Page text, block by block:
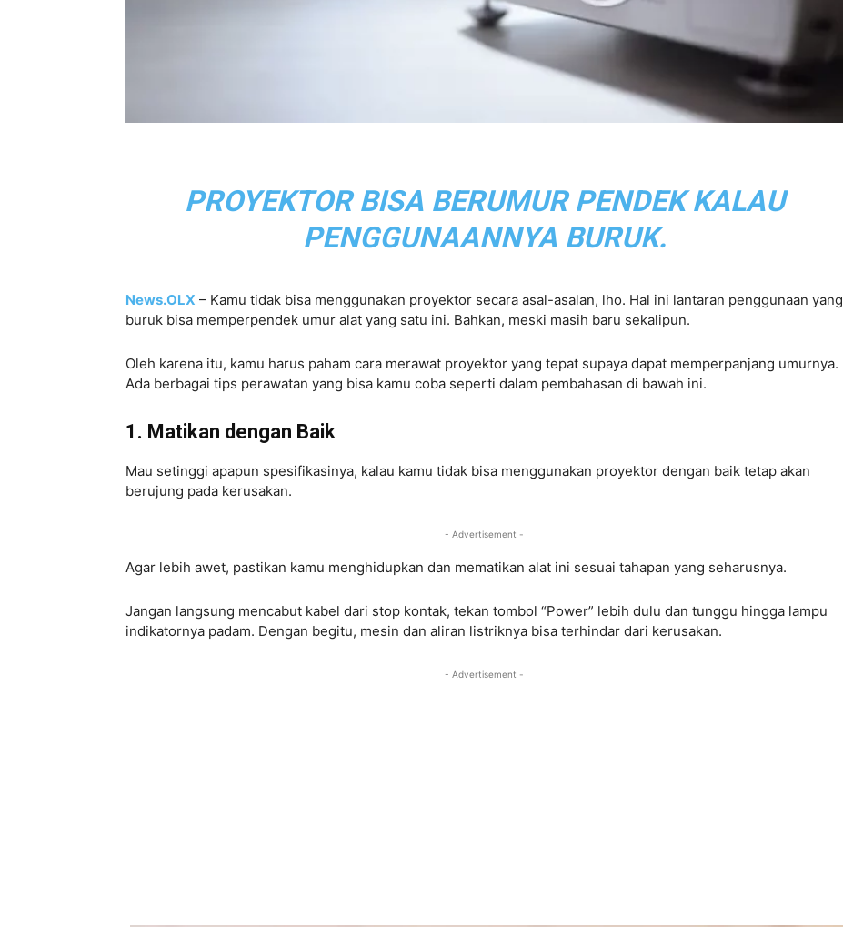
PROYEKTOR BISA BERUMUR PENDEK KALAU
PENGGUNAANNYA BURUK.
News.OLX – Kamu tidak bisa menggunakan proyektor secara asal-asalan, lho. Hal ini lantaran penggunaan yang
buruk bisa memperpendek umur alat yang satu ini. Bahkan, meski masih baru sekalipun.
Oleh karena itu, kamu harus paham cara merawat proyektor yang tepat supaya dapat memperpanjang umurnya.
Ada berbagai tips perawatan yang bisa kamu coba seperti dalam pembahasan di bawah ini.
1. Matikan dengan Baik
Mau setinggi apapun spesifikasinya, kalau kamu tidak bisa menggunakan proyektor dengan baik tetap akan
berujung pada kerusakan.
- Advertisement -
Agar lebih awet, pastikan kamu menghidupkan dan mematikan alat ini sesuai tahapan yang seharusnya.
Jangan langsung mencabut kabel dari stop kontak, tekan tombol “Power” lebih dulu dan tunggu hingga lampu
indikatornya padam. Dengan begitu, mesin dan aliran listriknya bisa terhindar dari kerusakan.
- Advertisement -